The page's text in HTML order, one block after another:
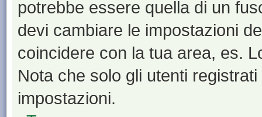
potrebbe essere quella di un
devi cambiare le impostazioni
coincidere con la tua area, es.
Nota che solo gli utenti
impostazioni.